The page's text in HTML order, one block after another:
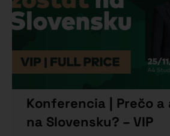
Konferencia | Prečo
na Slovensku? – VIP